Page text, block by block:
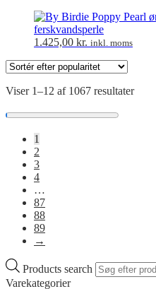
1.425,00 kr. inkl. moms
Viser 1–12 af 1067 resultater
1
2
3
4
…
87
88
89
→
Products search
Varekategorier